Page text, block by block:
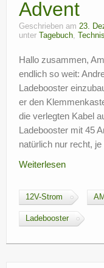
Advent
Geschrieben am 23.
unter
Tagebuch,
Hallo zusammen,
endlich so weit:
Ladebooster
er den
die verlegten Kabel
Ladebooster mit 45
natürlich nur recht,
Weiterlesen
12V-Strom
Ladebooster